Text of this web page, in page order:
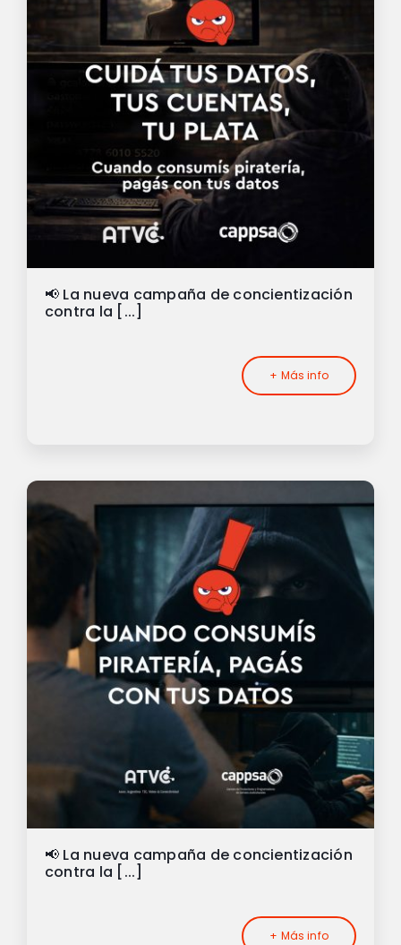
📢 La nueva campaña de concientización
contra la [...]
+ Más info
📢 La nueva campaña de concientización
contra la [...]
+ Más info